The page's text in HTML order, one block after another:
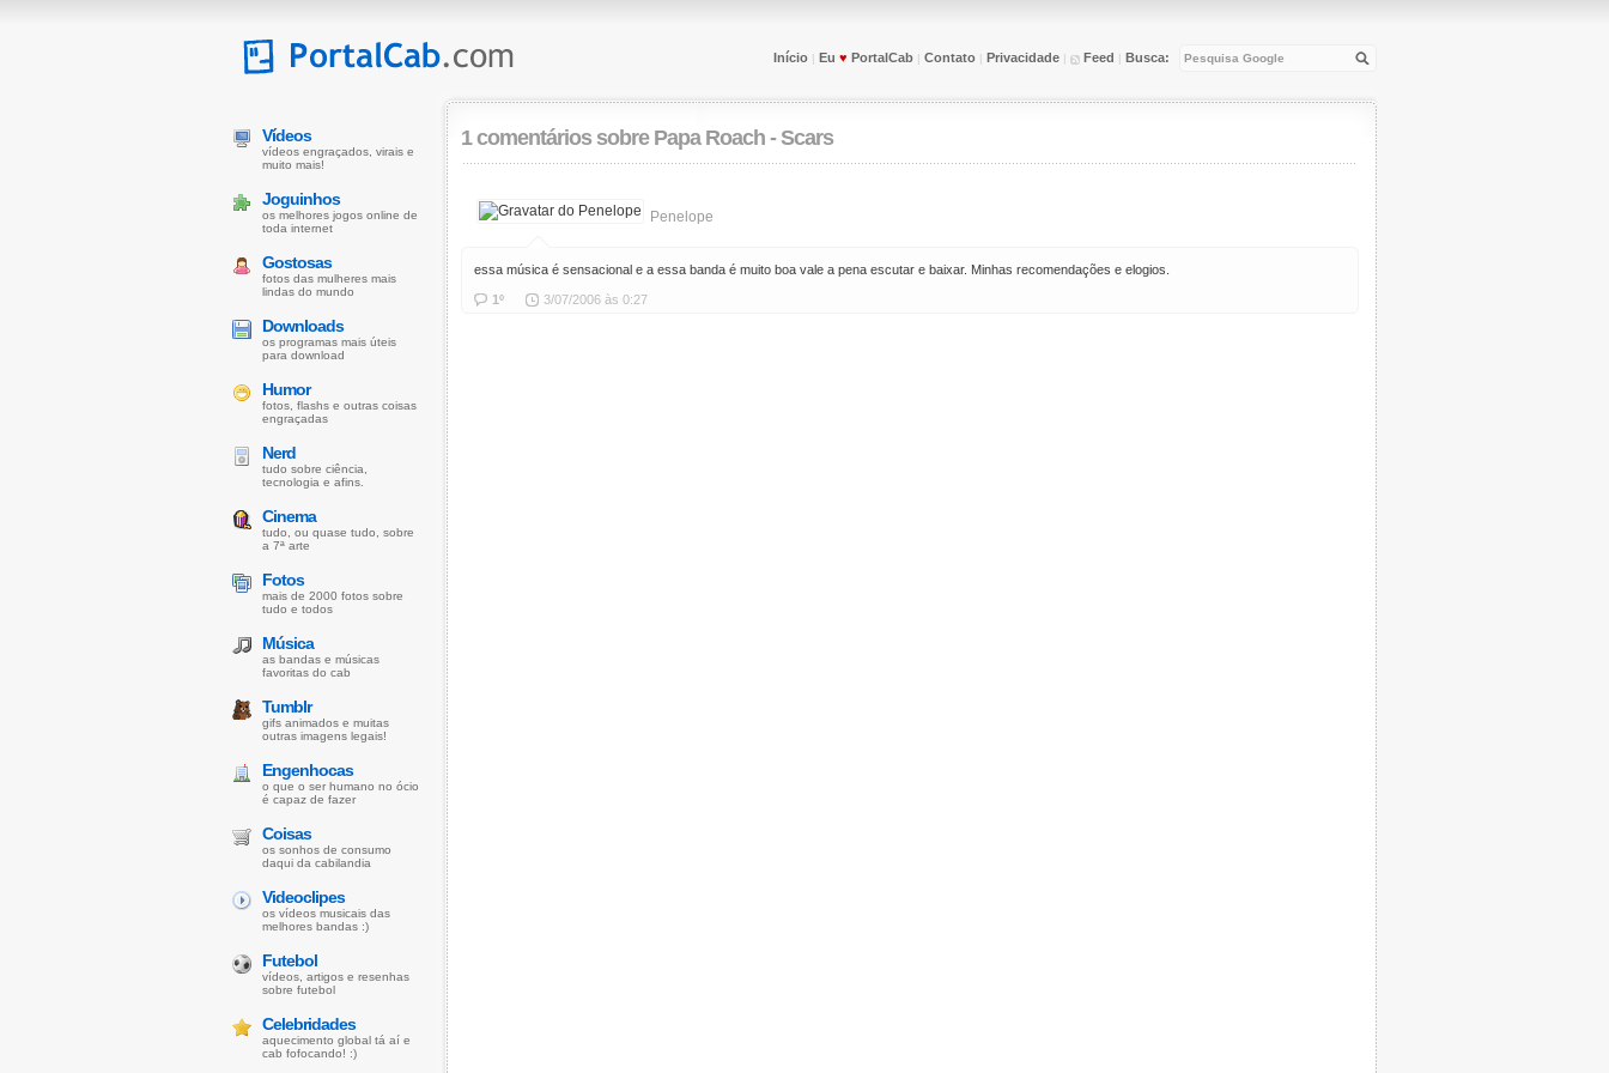
Início | Eu ♥ PortalCab | Contato | Privacidade | Feed | Busca:
1 comentários sobre Papa Roach - Scars
Penelope
essa música é sensacional e a essa banda é muito boa vale a pena escutar e baixar. Minhas recomendações e elogios.
1º 3/07/2006 às 0:27
Vídeos
vídeos engraçados, virais e
muito mais!
Joguinhos
os melhores jogos online de
toda internet
Gostosas
fotos das mulheres mais
lindas do mundo
Downloads
os programas mais úteis
para download
Humor
fotos, flashs e outras coisas
engraçadas
Nerd
tudo sobre ciência,
tecnologia e afins.
Cinema
tudo, ou quase tudo, sobre
a 7ª arte
Fotos
mais de 2000 fotos sobre
tudo e todos
Música
as bandas e músicas
favoritas do cab
Tumblr
gifs animados e muitas
outras imagens legais!
Engenhocas
o que o ser humano no ócio
é capaz de fazer
Coisas
os sonhos de consumo
daqui da cabilandia
Videoclipes
os vídeos musicais das
melhores bandas :)
Futebol
vídeos, artigos e resenhas
sobre futebol
Celebridades
aquecimento global tá aí e
cab fofocando! :)